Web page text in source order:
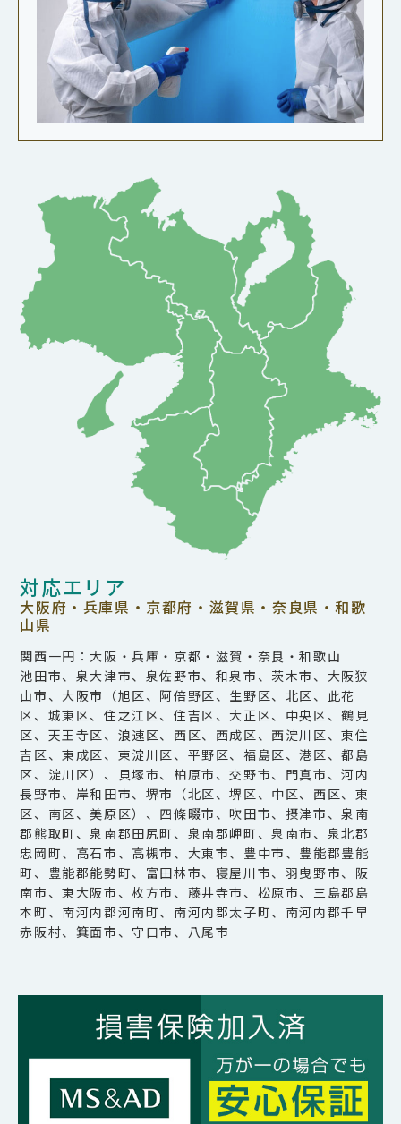
対応エリア
大阪府・兵庫県・京都府・滋賀県・奈良県・和歌
山県
関西一円：大阪・兵庫・京都・滋賀・奈良・和歌山
池田市、泉大津市、泉佐野市、和泉市、茨木市、大阪狭
山市、大阪市（旭区、阿倍野区、生野区、北区、此花
区、城東区、住之江区、住吉区、大正区、中央区、鶴見
区、天王寺区、浪速区、西区、西成区、西淀川区、東住
吉区、東成区、東淀川区、平野区、福島区、港区、都島
区、淀川区）、貝塚市、柏原市、交野市、門真市、河内
長野市、岸和田市、堺市（北区、堺区、中区、西区、東
区、南区、美原区）、四條畷市、吹田市、摂津市、泉南
郡熊取町、泉南郡田尻町、泉南郡岬町、泉南市、泉北郡
忠岡町、高石市、高槻市、大東市、豊中市、豊能郡豊能
町、豊能郡能勢町、富田林市、寝屋川市、羽曳野市、阪
南市、東大阪市、枚方市、藤井寺市、松原市、三島郡島
本町、南河内郡河南町、南河内郡太子町、南河内郡千早
赤阪村、箕面市、守口市、八尾市